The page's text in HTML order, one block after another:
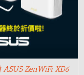
ZenWiFi XD6